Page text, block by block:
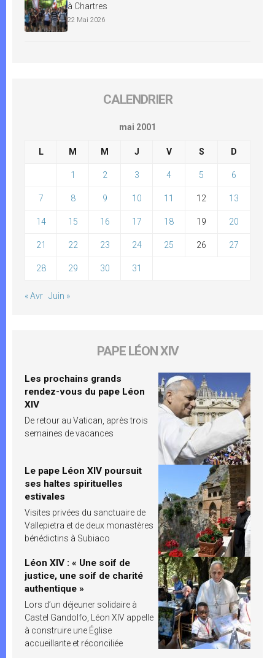
à Chartres
22 Mai 2026
CALENDRIER
mai 2001
L M M J V S D
1 2 3 4 5 6
7 8 9 10 11 12 13
14 15 16 17 18 19 20
21 22 23 24 25 26 27
28 29 30 31
« Avr Juin »
PAPE LÉON XIV
Les prochains grands
rendez-vous du pape Léon
XIV
De retour au Vatican, après trois
semaines de vacances
Le pape Léon XIV poursuit
ses haltes spirituelles
estivales
Visites privées du sanctuaire de
Vallepietra et de deux monastères
bénédictins à Subiaco
Léon XIV : « Une soif de
justice, une soif de charité
authentique »
Lors d’un déjeuner solidaire à
Castel Gandolfo, Léon XIV appelle
à construire une Église
accueillante et réconciliée